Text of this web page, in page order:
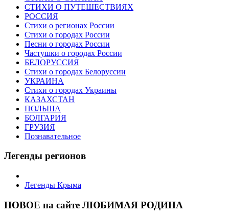
СТИХИ О ПУТЕШЕСТВИЯХ
РОССИЯ
Стихи о регионах России
Стихи о городах России
Песни о городах России
Частушки о городах России
БЕЛОРУССИЯ
Стихи о городах Белоруссии
УКРАИНА
Стихи о городах Украины
КАЗАХСТАН
ПОЛЬША
БОЛГАРИЯ
ГРУЗИЯ
Познавательное
Легенды регионов
Легенды Крыма
НОВОЕ на сайте ЛЮБИМАЯ РОДИНА